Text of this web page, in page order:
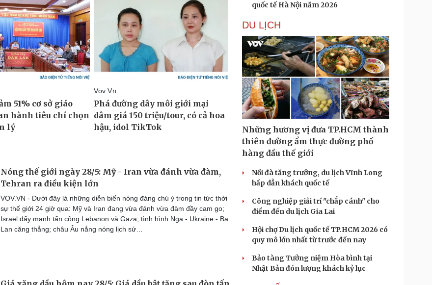
Nóng thế giới ngày 28/5: Mỹ - Iran vừa đánh vừa đàm,
Tehran ra điều kiện lớn
VOV.VN - Dưới đây là những diễn biến nóng đáng chú ý trong tin tức thời
sự thế giới 24 giờ qua: Mỹ và Iran đang vừa đánh vừa đàm đầy cam go;
Israel đẩy mạnh tấn công Lebanon và Gaza; tình hình Nga - Ukraine - Ba
Lan căng thẳng; châu Âu nắng nóng lịch sử…
quốc tế Hà Nội năm 2026
DU LỊCH
Những hương vị đưa TP.HCM thành
thiên đường ẩm thực đường phố
hàng đầu thế giới
Nối đà tăng trưởng, du lịch Vĩnh Long
hấp dẫn khách quốc tế
Công nghiệp giải trí "chắp cánh" cho
điểm đến du lịch Gia Lai
Hội chợ Du lịch quốc tế TP.HCM 2026 có
quy mô lớn nhất từ trước đến nay
Bảo tàng Tưởng niệm Hòa bình tại
Nhật Bản đón lượng khách kỷ lục